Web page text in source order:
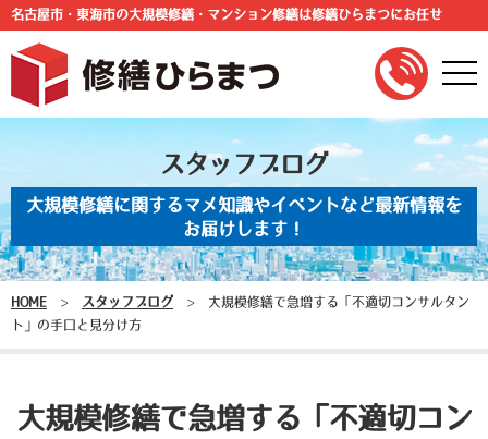
名古屋市・東海市の大規模修繕・マンション修繕は修繕ひらまつにお任せ
スタッフブログ
大規模修繕に関するマメ知識やイベントなど最新情報を
お届けします！
HOME > スタッフブログ > 大規模修繕で急増する「不適切コンサルタン
ト」の手口と見分け方
大規模修繕で急増する「不適切コン